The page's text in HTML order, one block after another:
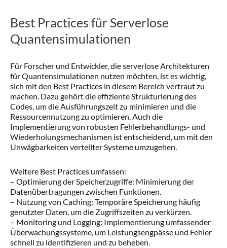
Best Practices für Serverlose
Quantensimulationen
Für Forscher und Entwickler, die serverlose Architekturen
für Quantensimulationen nutzen möchten, ist es wichtig,
sich mit den Best Practices in diesem Bereich vertraut zu
machen. Dazu gehört die effiziente Strukturierung des
Codes, um die Ausführungszeit zu minimieren und die
Ressourcennutzung zu optimieren. Auch die
Implementierung von robusten Fehlerbehandlungs- und
Wiederholungsmechanismen ist entscheidend, um mit den
Unwägbarkeiten verteilter Systeme umzugehen.
Weitere Best Practices umfassen:
– Optimierung der Speicherzugriffe: Minimierung der
Datenübertragungen zwischen Funktionen.
– Nutzung von Caching: Temporäre Speicherung häufig
genutzter Daten, um die Zugriffszeiten zu verkürzen.
– Monitoring und Logging: Implementierung umfassender
Überwachungssysteme, um Leistungsengpässe und Fehler
schnell zu identifizieren und zu beheben.